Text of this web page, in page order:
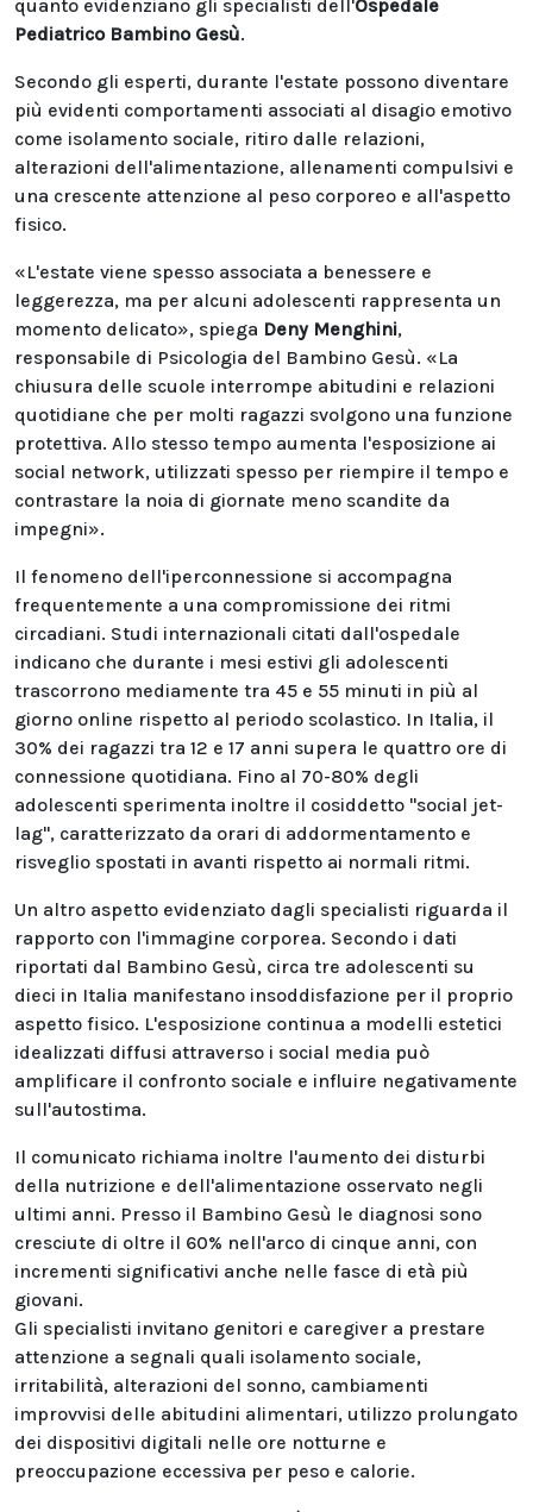
quanto evidenziano gli specialisti dell'Ospedale
Pediatrico Bambino Gesù.
Secondo gli esperti, durante l'estate possono diventare
più evidenti comportamenti associati al disagio emotivo
come isolamento sociale, ritiro dalle relazioni,
alterazioni dell'alimentazione, allenamenti compulsivi e
una crescente attenzione al peso corporeo e all'aspetto
fisico.
«L'estate viene spesso associata a benessere e
leggerezza, ma per alcuni adolescenti rappresenta un
momento delicato», spiega Deny Menghini,
responsabile di Psicologia del Bambino Gesù. «La
chiusura delle scuole interrompe abitudini e relazioni
quotidiane che per molti ragazzi svolgono una funzione
protettiva. Allo stesso tempo aumenta l'esposizione ai
social network, utilizzati spesso per riempire il tempo e
contrastare la noia di giornate meno scandite da
impegni».
Il fenomeno dell'iperconnessione si accompagna
frequentemente a una compromissione dei ritmi
circadiani. Studi internazionali citati dall'ospedale
indicano che durante i mesi estivi gli adolescenti
trascorrono mediamente tra 45 e 55 minuti in più al
giorno online rispetto al periodo scolastico. In Italia, il
30% dei ragazzi tra 12 e 17 anni supera le quattro ore di
connessione quotidiana. Fino al 70-80% degli
adolescenti sperimenta inoltre il cosiddetto "social jet-
lag", caratterizzato da orari di addormentamento e
risveglio spostati in avanti rispetto ai normali ritmi.
Un altro aspetto evidenziato dagli specialisti riguarda il
rapporto con l'immagine corporea. Secondo i dati
riportati dal Bambino Gesù, circa tre adolescenti su
dieci in Italia manifestano insoddisfazione per il proprio
aspetto fisico. L'esposizione continua a modelli estetici
idealizzati diffusi attraverso i social media può
amplificare il confronto sociale e influire negativamente
sull'autostima.
Il comunicato richiama inoltre l'aumento dei disturbi
della nutrizione e dell'alimentazione osservato negli
ultimi anni. Presso il Bambino Gesù le diagnosi sono
cresciute di oltre il 60% nell'arco di cinque anni, con
incrementi significativi anche nelle fasce di età più
giovani.
Gli specialisti invitano genitori e caregiver a prestare
attenzione a segnali quali isolamento sociale,
irritabilità, alterazioni del sonno, cambiamenti
improvvisi delle abitudini alimentari, utilizzo prolungato
dei dispositivi digitali nelle ore notturne e
preoccupazione eccessiva per peso e calorie.